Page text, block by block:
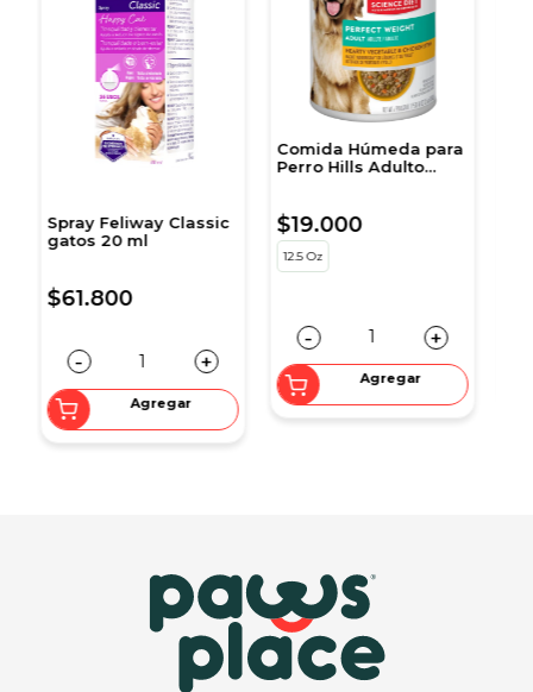
Comida Húmeda para
Perro Hills Adulto
$19.000
sabor Atún 56 gr
sobre por 4 unidades
$11.200
- +
Agregar